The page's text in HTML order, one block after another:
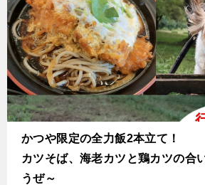
かつや限定の全力飯2本立て！
カツそば、海老カツと鶏カツの合
うぜ～